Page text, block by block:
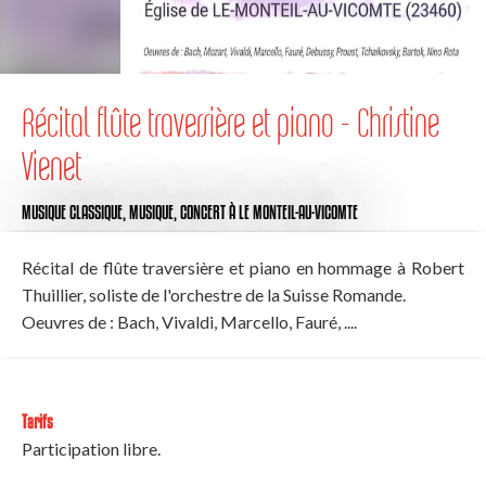
Récital flûte traversière et piano - Christine
Vienet
MUSIQUE CLASSIQUE,MUSIQUE,CONCERTÀ LE MONTEIL-AU-VICOMTE
Récital de flûte traversière et piano en hommage à Robert
Thuillier, soliste de l'orchestre de la Suisse Romande.
Oeuvres de : Bach, Vivaldi, Marcello, Fauré, ....
Tarifs
Participation libre.